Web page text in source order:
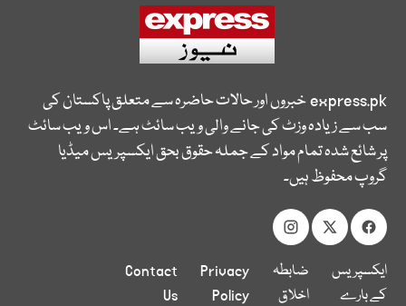
express.pkخبروں اور حالات حاضرہ سے متعلق پاکستان کی
سب سے زیادہ وزٹ کی جانے والی ویب سائٹ ہے۔ اس ویب سائٹ
پر شائع شدہ تمام مواد کے جملہ حقوق بحق ایکسپریس میڈیا
گروپ محفوظ ہیں۔
ایکسپریس
کے بارے
ضابطہ
اخلاق
Privacy
Policy
Contact
Us